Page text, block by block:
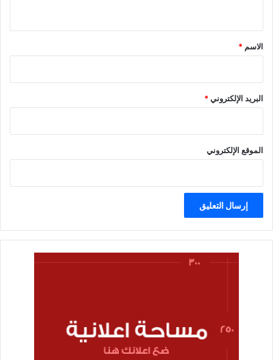
*
الاسم *
البريد الإلكتروني*
الموقع الإلكتروني